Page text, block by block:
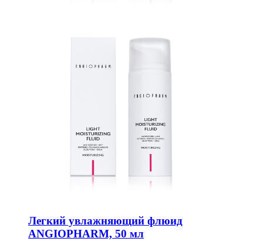
Легкий увлажняющий флюид
ANGIOPHARM, 50 мл